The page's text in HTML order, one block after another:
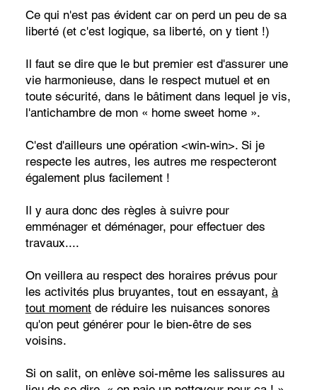
Ce qui n'est pas évident car on perd un peu de sa
liberté (et c'est logique, sa liberté, on y tient !)
Il faut se dire que le but premier est d'assurer une
vie harmonieuse, dans le respect mutuel et en
toute sécurité, dans le bâtiment dans lequel je vis,
l'antichambre de mon « home sweet home ».
C'est d'ailleurs une opération <win-win>. Si je
respecte les autres, les autres me respecteront
également plus facilement !
Il y aura donc des règles à suivre pour
emménager et déménager, pour effectuer des
travaux....
On veillera au respect des horaires prévus pour
les activités plus bruyantes, tout en essayant, à
tout momentde réduire les nuisances sonores
qu'on peut générer pour le bien-être de ses
voisins.
Si on salit, on enlève soi-même les salissures au